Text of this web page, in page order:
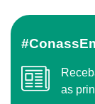
Receba o conteúdo semanal do Conass com
as